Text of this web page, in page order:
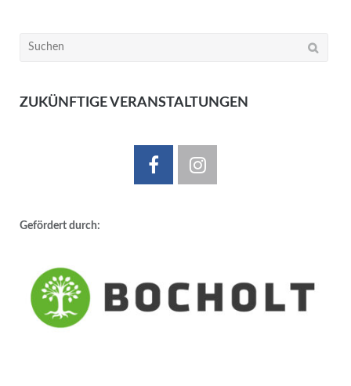
Suchen
ZUKÜNFTIGE VERANSTALTUNGEN
Gefördert durch: